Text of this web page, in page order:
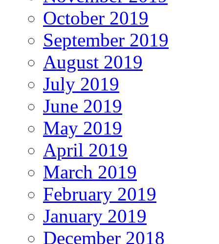
October 2019
September 2019
August 2019
July 2019
June 2019
May 2019
April 2019
March 2019
February 2019
January 2019
December 2018